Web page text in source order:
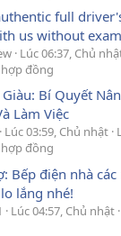
full
us without
Lúc 06:37, Chủ
đồng
Bí Quyết
Làm Việc
Lúc 03:59, Chủ nhật
đồng
Bếp điện nhà
lắng nhé!
Lúc 04:57, Chủ nhật